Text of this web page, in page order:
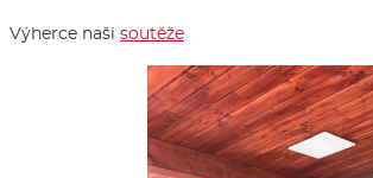
Výherce naši soutěže